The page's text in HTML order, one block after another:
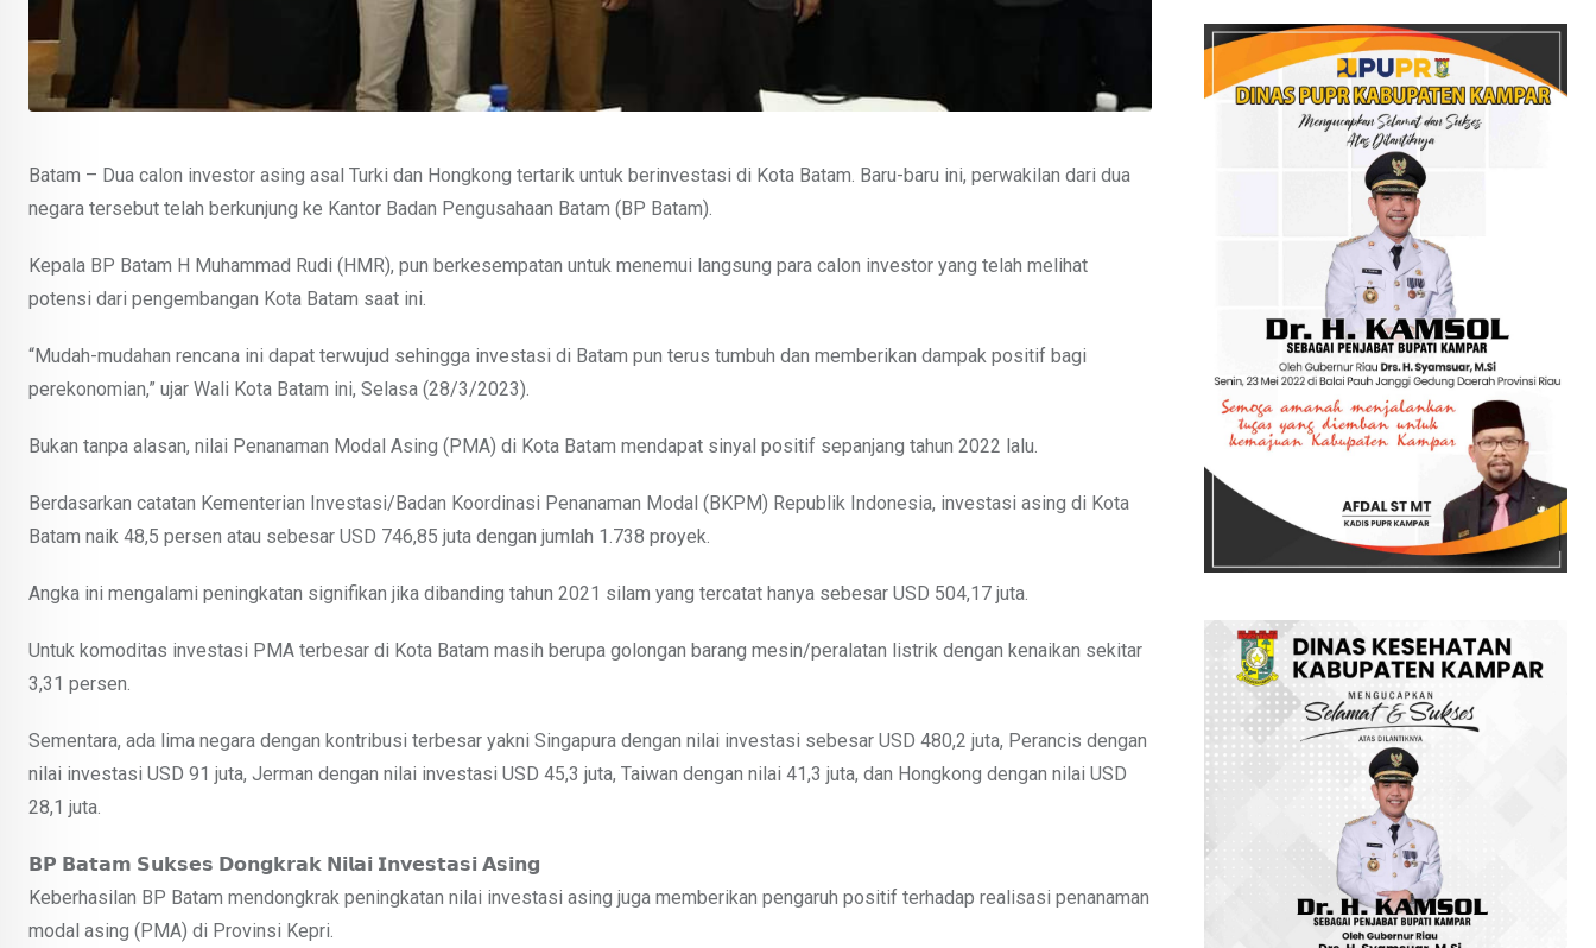
Batam – Dua calon investor asing asal Turki dan Hongkong tertarik untuk berinvestasi di Kota Batam. Baru-baru ini, perwakilan dari dua
negara tersebut telah berkunjung ke Kantor Badan Pengusahaan Batam (BP Batam).
Kepala BP Batam H Muhammad Rudi (HMR), pun berkesempatan untuk menemui langsung para calon investor yang telah melihat
potensi dari pengembangan Kota Batam saat ini.
“Mudah-mudahan rencana ini dapat terwujud sehingga investasi di Batam pun terus tumbuh dan memberikan dampak positif bagi
perekonomian,” ujar Wali Kota Batam ini, Selasa (28/3/2023).
Bukan tanpa alasan, nilai Penanaman Modal Asing (PMA) di Kota Batam mendapat sinyal positif sepanjang tahun 2022 lalu.
Berdasarkan catatan Kementerian Investasi/Badan Koordinasi Penanaman Modal (BKPM) Republik Indonesia, investasi asing di Kota
Batam naik 48,5 persen atau sebesar USD 746,85 juta dengan jumlah 1.738 proyek.
Angka ini mengalami peningkatan signifikan jika dibanding tahun 2021 silam yang tercatat hanya sebesar USD 504,17 juta.
Untuk komoditas investasi PMA terbesar di Kota Batam masih berupa golongan barang mesin/peralatan listrik dengan kenaikan sekitar
3,31 persen.
Sementara, ada lima negara dengan kontribusi terbesar yakni Singapura dengan nilai investasi sebesar USD 480,2 juta, Perancis dengan
nilai investasi USD 91 juta, Jerman dengan nilai investasi USD 45,3 juta, Taiwan dengan nilai 41,3 juta, dan Hongkong dengan nilai USD
28,1 juta.
𝗕𝗣 𝗕𝗮𝘁𝗮𝗺 𝗦𝘂𝗸𝘀𝗲𝘀 𝗗𝗼𝗻𝗴𝗸𝗿𝗮𝗸 𝗡𝗶𝗹𝗮𝗶 𝗜𝗻𝘃𝗲𝘀𝘁𝗮𝘀𝗶 𝗔𝘀𝗶𝗻𝗴
Keberhasilan BP Batam mendongkrak peningkatan nilai investasi asing juga memberikan pengaruh positif terhadap realisasi penanaman
modal asing (PMA) di Provinsi Kepri.